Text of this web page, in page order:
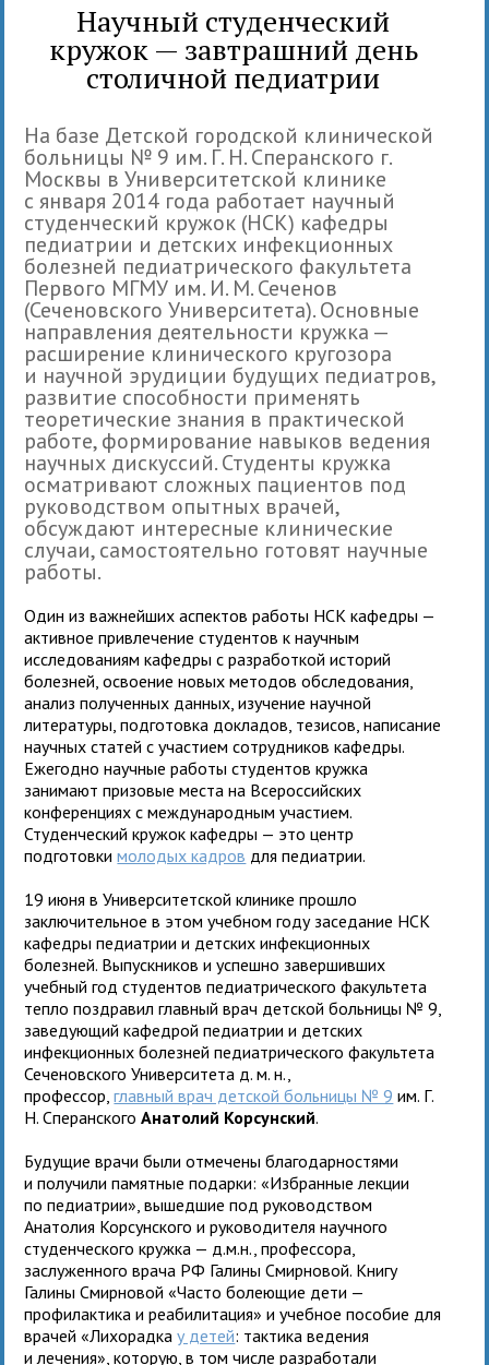
Научный студенческий
кружок — завтрашний день
столичной педиатрии
На базе Детской городской клинической
больницы № 9 им. Г. Н. Сперанского г.
Москвы в Университетской клинике
с января 2014 года работает научный
студенческий кружок (НСК) кафедры
педиатрии и детских инфекционных
болезней педиатрического факультета
Первого МГМУ им. И. М. Сеченов
(Сеченовского Университета). Основные
направления деятельности кружка —
расширение клинического кругозора
и научной эрудиции будущих педиатров,
развитие способности применять
теоретические знания в практической
работе, формирование навыков ведения
научных дискуссий. Студенты кружка
осматривают сложных пациентов под
руководством опытных врачей,
обсуждают интересные клинические
случаи, самостоятельно готовят научные
работы.
Один из важнейших аспектов работы НСК кафедры —
активное привлечение студентов к научным
исследованиям кафедры с разработкой историй
болезней, освоение новых методов обследования,
анализ полученных данных, изучение научной
литературы, подготовка докладов, тезисов, написание
научных статей с участием сотрудников кафедры.
Ежегодно научные работы студентов кружка
занимают призовые места на Всероссийских
конференциях с международным участием.
Студенческий кружок кафедры — это центр
подготовкимолодых кадров для педиатрии.
19 июня в Университетской клинике прошло
заключительное в этом учебном году заседание НСК
кафедры педиатрии и детских инфекционных
болезней. Выпускников и успешно завершивших
учебный год студентов педиатрического факультета
тепло поздравил главный врач детской больницы № 9,
заведующий кафедрой педиатрии и детских
инфекционных болезней педиатрического факультета
Сеченовского Университета д. м. н.,
профессор,главный врач детской больницы № 9 им. Г.
Н. СперанскогоАнатолий Корсунский.
Будущие врачи были отмечены благодарностями
и получили памятные подарки: «Избранные лекции
по педиатрии», вышедшие под руководством
Анатолия Корсунского и руководителя научного
студенческого кружка — д.м.н., профессора,
заслуженного врача РФ Галины Смирновой. Книгу
Галины Смирновой «Часто болеющие дети —
профилактика и реабилитация» и учебное пособие для
врачей «Лихорадкау детей: тактика ведения
и лечения», которую, в том числе разработали